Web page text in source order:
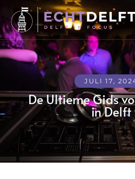
JULI 17,
De Ultieme Gids
in Delft